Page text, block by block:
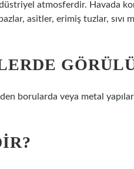
atmosferdir. Havada
asitler, erimiş tuzlar, sıvı
borularda veya metal